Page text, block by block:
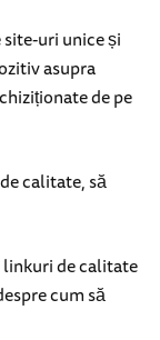
uri unice și
asupra
de pe
calitate, să
linkuri de calitate
cum să